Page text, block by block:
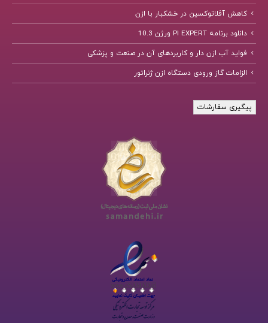
کاهش آفلاتوکسین در خشکبار با ازن
دانلود برنامه PI EXPERT ورژن 10.3
فواید آب ازن دار و کاربردهای آن در صنعت و پزشکی
الزامات گاز ورودی دستگاه ازن ژنراتور
پیگیری سفارشات